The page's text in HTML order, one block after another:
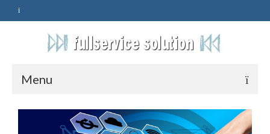
Menu
HOME